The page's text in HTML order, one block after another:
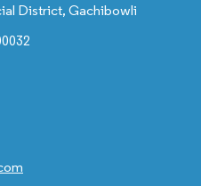
District, Gachibowli